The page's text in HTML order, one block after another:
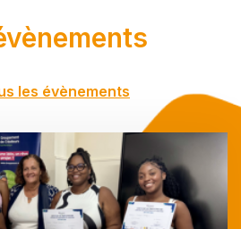
les évènements